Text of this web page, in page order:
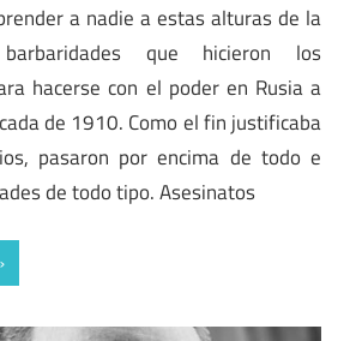
a nadie a estas alturas de la
que hicieron los
hacerse con el poder en Rusia a
de 1910. Como el fin justificaba
pasaron por encima de todo e
de todo tipo. Asesinatos